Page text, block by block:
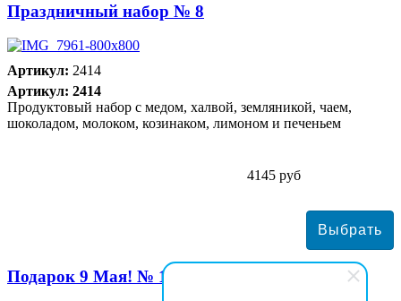
Праздничный набор № 8
Артикул: 2414
Артикул: 2414
Продуктовый набор с медом, халвой, земляникой, чаем,
шоколадом, молоком, козинаком, лимоном и печеньем
4145 руб
Подарок 9 Мая! № 15